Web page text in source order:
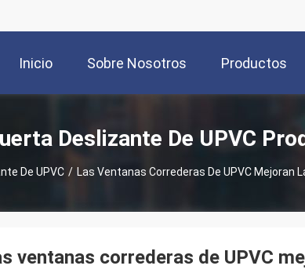
Inicio Sobre Nosotros Productos
Deslizante De UPVC
De UPVC / Las Ventanas Correderas De UPVC Mejoran
ventanas correderas de UPVC